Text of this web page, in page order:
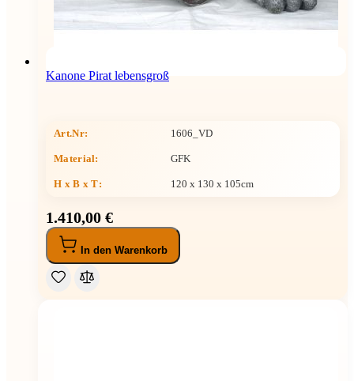
Kanone Pirat lebensgroß
Art.Nr: 1606_VD
Material: GFK
H x B x T: 120 x 130 x 105cm
1.410,00 €
In den Warenkorb